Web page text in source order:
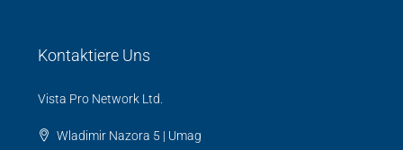
Kontaktiere Uns
Vista Pro Network Ltd.
Wladimir Nazora 5 | Umag